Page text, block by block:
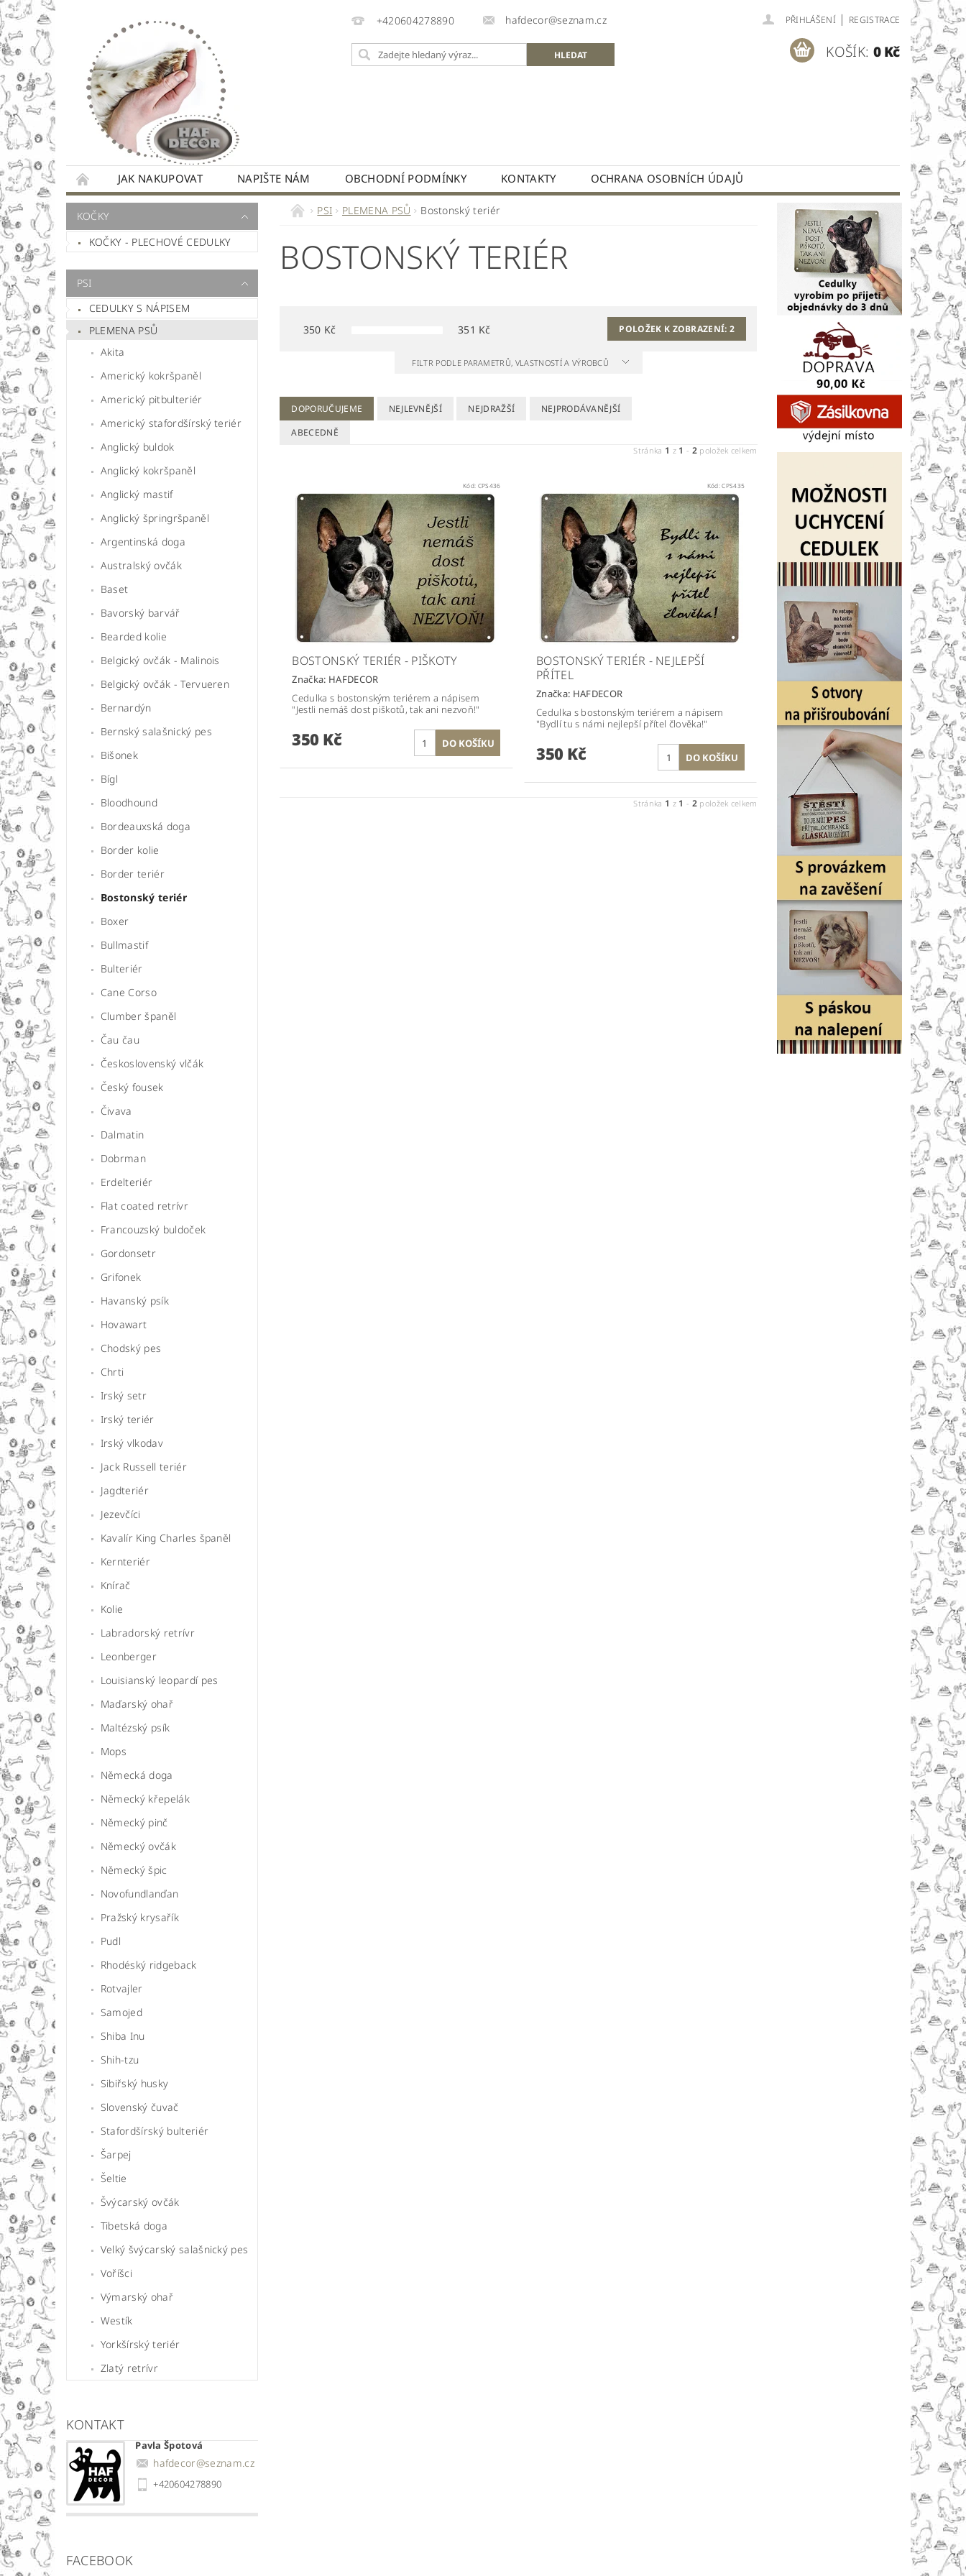
+420604278890 hafdecor@seznam.cz PŘIHLÁŠENÍ | REGISTRACE
KOŠÍK: 0 Kč
JAK NAKUPOVAT NAPIŠTE NÁM OBCHODNÍ PODMÍNKY KONTAKTY OCHRANA OSOBNÍCH ÚDAJŮ
KOČKY
KOČKY - PLECHOVÉ CEDULKY
PSI
CEDULKY S NÁPISEM
PLEMENA PSŮ
Akita
Americký kokršpaněl
Americký pitbulteriér
Americký stafordšírský teriér
Anglický buldok
Anglický kokršpaněl
Anglický mastif
Anglický špringršpaněl
Argentinská doga
Australský ovčák
Baset
Bavorský barvář
Bearded kolie
Belgický ovčák - Malinois
Belgický ovčák - Tervueren
Bernardýn
Bernský salašnický pes
Bišonek
Bígl
Bloodhound
Bordeauxská doga
Border kolie
Border teriér
Bostonský teriér
Boxer
Bullmastif
Bulteriér
Cane Corso
Clumber španěl
Čau čau
Československý vlčák
Český fousek
Čivava
Dalmatin
Dobrman
Erdelteriér
Flat coated retrívr
Francouzský buldoček
Gordonsetr
Grifonek
Havanský psík
Hovawart
Chodský pes
Chrti
Irský setr
Irský teriér
Irský vlkodav
Jack Russell teriér
Jagdteriér
Jezevčíci
Kavalír King Charles španěl
Kernteriér
Knírač
Kolie
Labradorský retrívr
Leonberger
Louisianský leopardí pes
Maďarský ohař
Maltézský psík
Mops
Německá doga
Německý křepelák
Německý pinč
Německý ovčák
Německý špic
Novofundlanďan
Pražský krysařík
Pudl
Rhodéský ridgeback
Rotvajler
Samojed
Shiba Inu
Shih-tzu
Sibiřský husky
Slovenský čuvač
Stafordšírský bulteriér
Šarpej
Šeltie
Švýcarský ovčák
Tibetská doga
Velký švýcarský salašnický pes
Voříšci
Výmarský ohař
Westík
Yorkšírský teriér
Zlatý retrívr
KONTAKT
Pavla Špotová
hafdecor@seznam.cz
+420604278890
FACEBOOK
PSI PLEMENA PSŮ Bostonský teriér
BOSTONSKÝ TERIÉR
350 Kč 351 Kč POLOŽEK K ZOBRAZENÍ:2
FILTR PODLE PARAMETRŮ, VLASTNOSTÍ A VÝROBCŮ
DOPORUČUJEME NEJLEVNĚJŠÍ NEJDRAŽŠÍ
NEJPRODÁVANĚJŠÍ
ABECEDNĚ
Stránka 1 z 1 - 2položek celkem
Kód: CPS436
BOSTONSKÝ TERIÉR - PIŠKOTY
Značka: HAFDECOR
Cedulka s bostonským teriérem a nápisem
"Jestli nemáš dost piškotů, tak ani nezvoň!"
350 Kč
Kód:CPS435
BOSTONSKÝ TERIÉR - NEJLEPŠÍ
PŘÍTEL
Značka: HAFDECOR
Cedulka s bostonským teriérem a nápisem
"Bydlí tu s námi nejlepší přítel člověka!"
350 Kč
Stránka 1 z 1 - 2položek celkem